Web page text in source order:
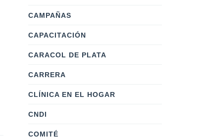
CAMPAÑAS
CAPACITACIÓN
CARACOL DE PLATA
CARRERA
CLÍNICA EN EL HOGAR
CNDI
COMITÉ